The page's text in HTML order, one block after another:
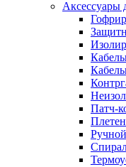
Аксессуары
Патч-